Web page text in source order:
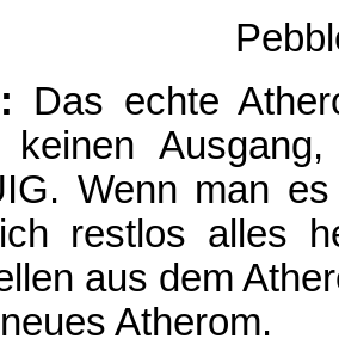
Das echte
keinen
Wenn man
restlos alles
aus dem
Atherom.